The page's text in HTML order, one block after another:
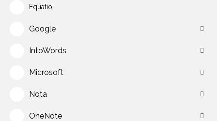
Equatio
Google
IntoWords
Microsoft
Nota
OneNote